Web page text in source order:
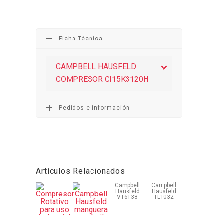
Ficha Técnica
CAMPBELL HAUSFELD
COMPRESOR CI15K3120H
Pedidos e información
Artículos Relacionados
Campbell
Hausfeld
VT6138
Campbell
Hausfeld
TL1032